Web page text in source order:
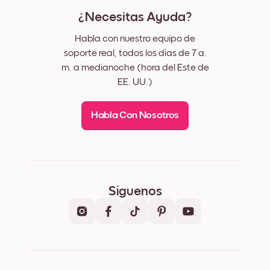
¿Necesitas Ayuda?
Habla con nuestro equipo de
soporte real, todos los días de 7 a.
m. a medianoche (hora del Este de
EE. UU.)
Habla Con Nosotros
Síguenos